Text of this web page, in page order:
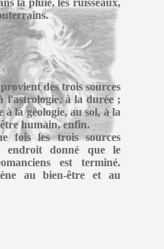
la pluie, les ruisseaux,
des trois sources
l'astrologie, à la durée ;
à la géologie, au sol, à la
humain, enfin.
fois les trois sources
endroit donné que le
est terminé.
au bien-être et au